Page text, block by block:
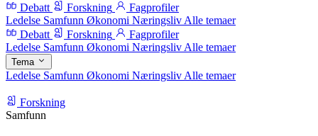
Debatt
Forskning
Fagprofiler
Ledelse Samfunn Økonomi Næringsliv Alle temaer
Debatt
Forskning
Fagprofiler
Ledelse Samfunn Økonomi Næringsliv Alle temaer
Tema
Ledelse Samfunn Økonomi Næringsliv Alle temaer
Forskning
Samfunn